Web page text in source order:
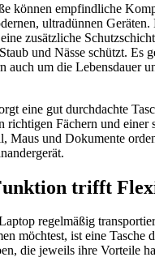
können empfindliche
ultradünnen Geräten.
zusätzliche
und Nässe schützt. Es
auch um die Lebensdauer
eine gut durchdachte
Fächern und einer
Maus und Dokumente
trifft
regelmäßig
möchtest, ist eine Tasche
die jeweils ihre Vorteile